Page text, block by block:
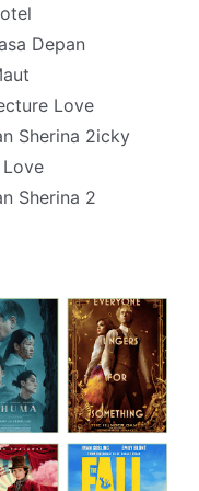
Depan
Love
Sherina 2icky
Sherina 2